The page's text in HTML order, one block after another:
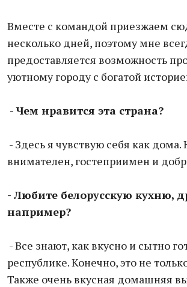
Вместе с командой приезжаем
несколько дней, поэтому мне
предоставляется возможность
уютному городу с богатой
- Чем нравится эта страна?
- Здесь я чувствую себя как дома.
внимателен, гостеприимен и
- Любите белорусскую кухню,
например?
- Все знают, как вкусно и сытно
республике. Конечно, это не
Также очень вкусная домашняя